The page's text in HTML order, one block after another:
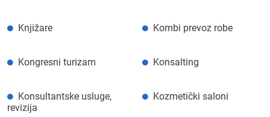
Knjižare Kombi prevoz robe
Kongresni turizam Konsalting
Konsultantske usluge,
revizija
Kozmetički saloni